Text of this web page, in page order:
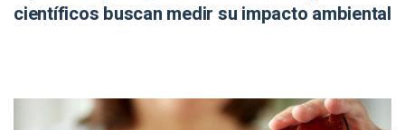
científicos buscan medir su impacto ambiental